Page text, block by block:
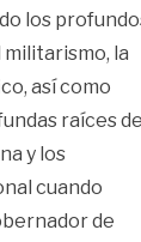
los
la
así como
raíces
y los
cuando
de